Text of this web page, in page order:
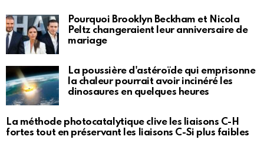
Pourquoi Brooklyn Beckham et Nicola
Peltz changeraient leur anniversaire de
mariage
La poussière d'astéroïde qui emprisonne
la chaleur pourrait avoir incinéré les
dinosaures en quelques heures
La méthode photocatalytique clive les liaisons C-H
fortes tout en préservant les liaisons C-Si plus faibles